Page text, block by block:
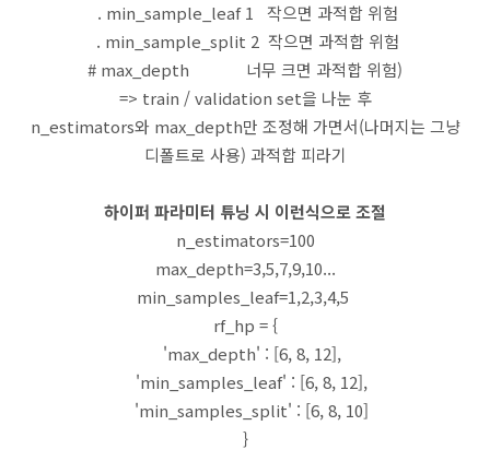
. min_sample_leaf 1 작으면 과적합 위험
. min_sample_split 2 작으면 과적합 위험
# max_depth 너무 크면 과적합 위험)
=> train / validation set을 나눈 후
n_estimators와 max_depth만 조정해 가면서(나머지는 그냥
디폴트로 사용) 과적합 피라기
하이퍼 파라미터 튜닝 시 이런식으로 조절
n_estimators=100
max_depth=3,5,7,9,10...
min_samples_leaf=1,2,3,4,5
rf_hp = {
'max_depth' : [6, 8, 12],
'min_samples_leaf' : [6, 8, 12],
'min_samples_split' : [6, 8, 10]
}